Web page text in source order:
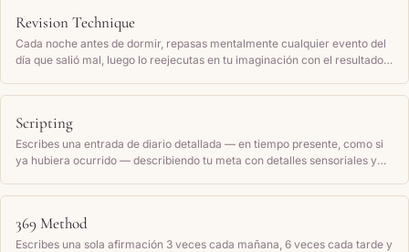
Revision Technique
Cada noche antes de dormir, repasas mentalmente cualquier evento del
día que salió mal, luego lo reejecutas en tu imaginación con el resultado
real.
Scripting
Escribes una entrada de diario detallada — en tiempo presente, como si
ya hubiera ocurrido — describiendo tu meta con detalles sensoriales y
369 Method
Escribes una sola afirmación 3 veces cada mañana, 6 veces cada tarde y